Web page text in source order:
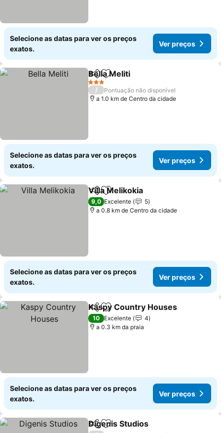
Selecione as datas para ver os preços
exatos.
Ver preços
PartilharAdicionar aos favoritos
Bella Meliti
3 Estrelas
/
Pontuação não disponível
a 1.0 km de Centro da cidade
Selecione as datas para ver os preços
exatos.
Ver preços
PartilharAdicionar aos favoritos
Villa Melikokia
9,0 Excelente
5
a 0.8 km de Centro da cidade
Selecione as datas para ver os preços
exatos.
Ver preços
PartilharAdicionar aos favoritos
Kaspy Country Houses
10 Excelente
4
a 0.3 km da praia
Selecione as datas para ver os preços
exatos.
Ver preços
PartilharAdicionar aos favoritos
Digenis Studios